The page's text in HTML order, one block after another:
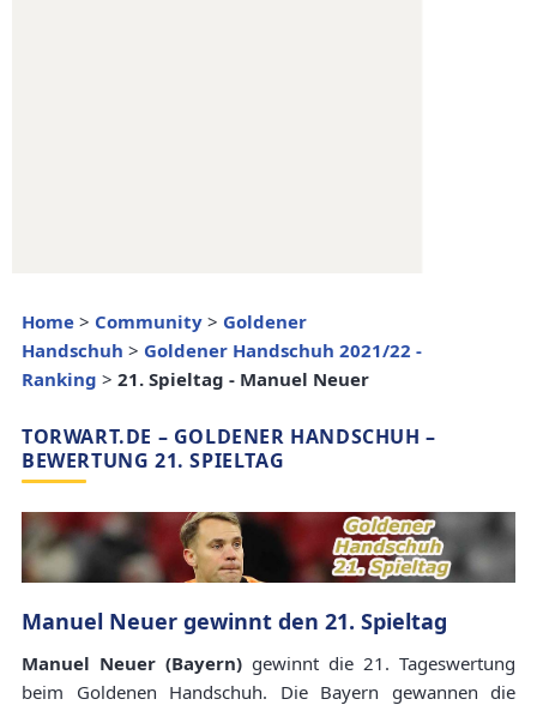
Home > Community > Goldener
Handschuh > Goldener Handschuh 2021/22 -
Ranking > 21. Spieltag - Manuel Neuer
TORWART.DE – GOLDENER HANDSCHUH –
BEWERTUNG 21. SPIELTAG
Manuel Neuer gewinnt den 21. Spieltag
Manuel Neuer (Bayern) gewinnt die 21. Tageswertung
beim Goldenen Handschuh. Die Bayern gewannen die